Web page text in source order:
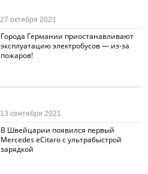
Города Германии приостанавливают
эксплуатацию электробусов — из-за
пожаров!
27 октября 2021
В Швейцарии появился первый
Mercedes eCitaro с ультрабыстрой
зарядкой
13 сентября 2021